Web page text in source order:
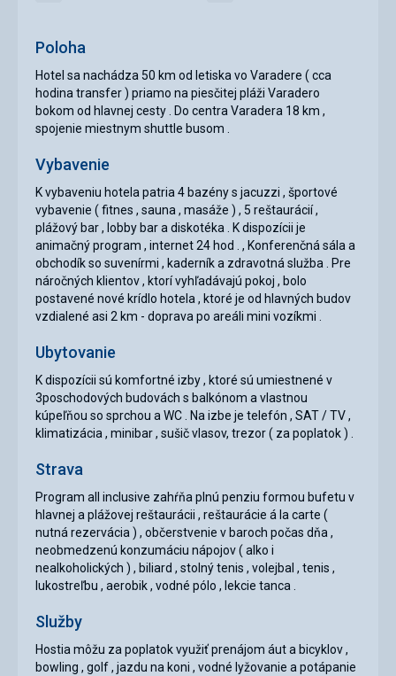
Poloha
Hotel sa nachádza 50 km od letiska vo Varadere ( cca
hodina transfer ) priamo na piesčitej pláži Varadero
bokom od hlavnej cesty . Do centra Varadera 18 km ,
spojenie miestnym shuttle busom .
Vybavenie
K vybaveniu hotela patria 4 bazény s jacuzzi , športové
vybavenie ( fitnes , sauna , masáže ) , 5 reštaurácií ,
plážový bar , lobby bar a diskotéka . K dispozícii je
animačný program , internet 24 hod . , Konferenčná sála a
obchodík so suvenírmi , kaderník a zdravotná služba . Pre
náročných klientov , ktorí vyhľadávajú pokoj , bolo
postavené nové krídlo hotela , ktoré je od hlavných budov
vzdialené asi 2 km - doprava po areáli mini vozíkmi .
Ubytovanie
K dispozícii sú komfortné izby , ktoré sú umiestnené v
3poschodových budovách s balkónom a vlastnou
kúpeľňou so sprchou a WC . Na izbe je telefón , SAT / TV ,
klimatizácia , minibar , sušič vlasov, trezor ( za poplatok ) .
Strava
Program all inclusive zahŕňa plnú penziu formou bufetu v
hlavnej a plážovej reštaurácii , reštaurácie á la carte (
nutná rezervácia ) , občerstvenie v baroch počas dňa ,
neobmedzenú konzumáciu nápojov ( alko i
nealkoholických ) , biliard , stolný tenis , volejbal , tenis ,
lukostreľbu , aerobik , vodné pólo , lekcie tanca .
Služby
Hostia môžu za poplatok využiť prenájom áut a bicyklov ,
bowling , golf , jazdu na koni , vodné lyžovanie a potápanie